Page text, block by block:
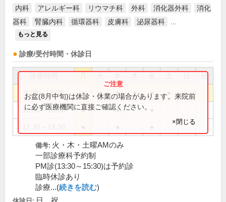
内科 アレルギー科 リウマチ科 外科 消化器外科
消化
器科
腎臓内科 循環器科 皮膚科 泌尿器科
もっと見る
診療/受付時間・休診日
祝
9:00～12:00 ● ● ● ● ●
13:30～15:30 ● ●
お盆(8月中旬)は休診・休業の場合があります。来院前
に必ず医療機関に直接ご確認ください。
×閉じる
備考: 火・木・土曜AMのみ
一部診療科予約制
PM診(13:30～15:30)は予約診
臨時休診あり
診療...(続きを読む)